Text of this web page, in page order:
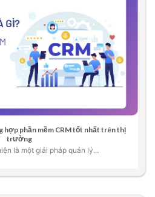
hợp phần mềm CRM tốt nhất trên thị
trường
là một giải pháp quản lý...